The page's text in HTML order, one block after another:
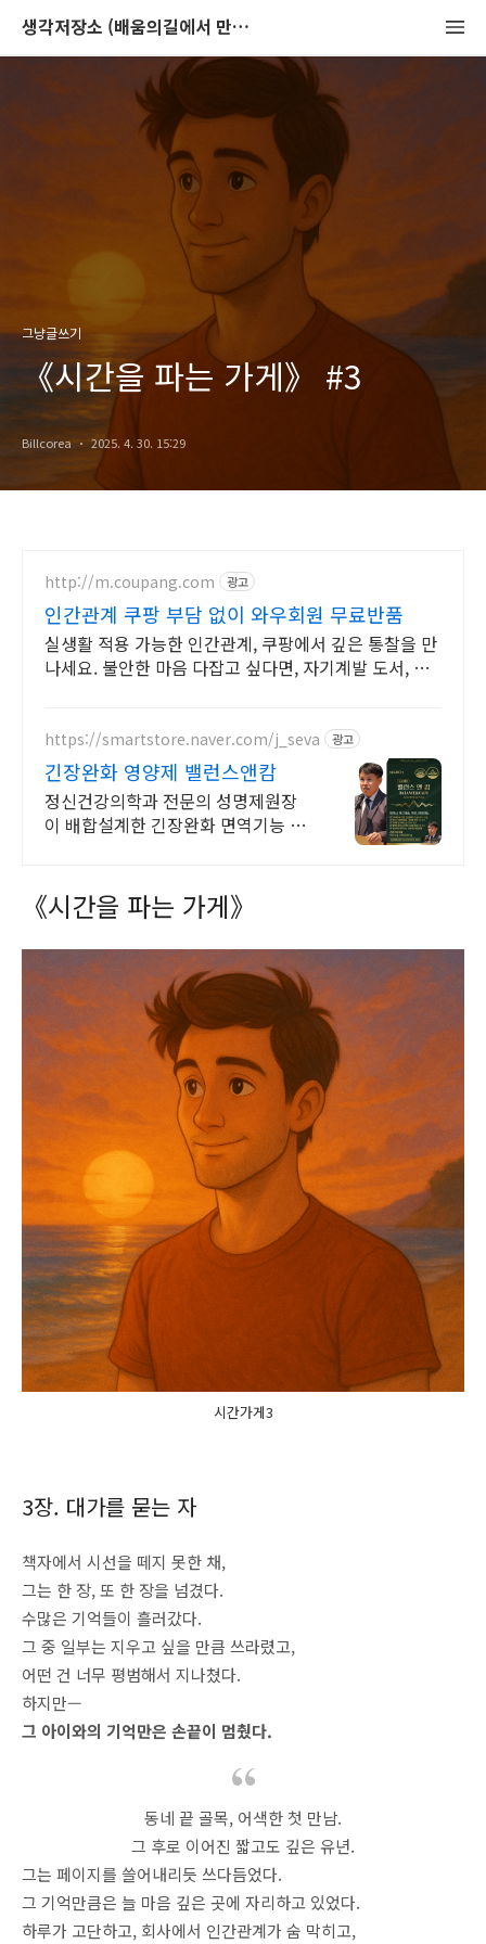
생각저장소 (배움의길에서 만나는 이야기)
그냥글쓰기
《시간을 파는 가게》 #3
Billcorea 2025. 4. 30. 15:29
http://m.coupang.com 광고
인간관계 쿠팡 부담 없이 와우회원 무료반품
실생활 적용 가능한 인간관계, 쿠팡에서 깊은 통찰을 만
나세요. 불안한 마음 다잡고 싶다면, 자기계발 도서, 내
https://smartstore.naver.com/j_seva 광고
긴장완화 영양제 밸런스앤캄
정신건강의학과 전문의 성명제원장
이 배합설계한 긴장완화 면역기능 정
《시간을 파는 가게》
시간가게3
3장. 대가를 묻는 자
책자에서 시선을 떼지 못한 채,
그는 한 장, 또 한 장을 넘겼다.
수많은 기억들이 흘러갔다.
그 중 일부는 지우고 싶을 만큼 쓰라렸고,
어떤 건 너무 평범해서 지나쳤다.
하지만—
그 아이와의 기억만은 손끝이 멈췄다.
동네 끝 골목, 어색한 첫 만남.
그 후로 이어진 짧고도 깊은 유년.
그는 페이지를 쓸어내리듯 쓰다듬었다.
그 기억만큼은 늘 마음 깊은 곳에 자리하고 있었다.
하루가 고단하고, 회사에서 인간관계가 숨 막히고,